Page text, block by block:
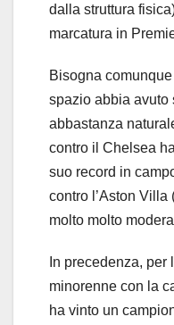
dalla struttura
marcatura in
Bisogna
spazio abbia avuto
abbastanza
contro il Chelsea ha
suo record in
contro l’Aston
molto molto
In precedenza,
minorenne con la
ha vinto un